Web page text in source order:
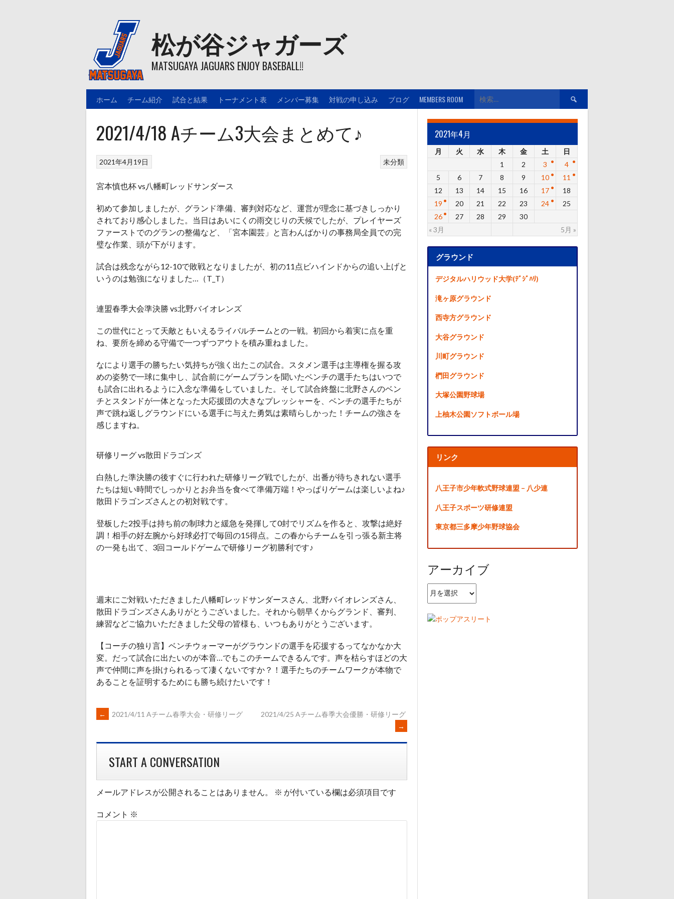
松が谷ジャガーズ
MATSUGAYA JAGUARS ENJOY BASEBALL!!
ホーム チーム紹介 試合と結果 トーナメント表 メンバー募集 対戦の申し込み ブログ MEMBERS ROOM
索:
2021/4/18 Aチーム3大会まとめて♪
未分類
2021年4月19日
宮本慎也杯 vs八幡町レッドサンダース
初めて参加しましたが、グランド準備、審判対応など、運営が理念に基づきしっかり
されており感心しました。当日はあいにくの雨交じりの天候でしたが、プレイヤーズ
ファーストでのグランの整備など、「宮本園芸」と言わんばかりの事務局全員での完
璧な作業、頭が下がります。
試合は残念ながら12-10で敗戦となりましたが、初の11点ビハインドからの追い上げと
いうのは勉強になりました…（T_T）
連盟春季大会準決勝 vs北野バイオレンズ
この世代にとって天敵ともいえるライバルチームとの一戦。初回から着実に点を重
ね、要所を締める守備で一つずつアウトを積み重ねました。
なにより選手の勝ちたい気持ちが強く出たこの試合。スタメン選手は主導権を握る攻
めの姿勢で一球に集中し、試合前にゲームプランを聞いたベンチの選手たちはいつで
も試合に出れるように入念な準備をしていました。そして試合終盤に北野さんのベン
チとスタンドが一体となった大応援団の大きなプレッシャーを、ベンチの選手たちが
声で跳ね返しグラウンドにいる選手に与えた勇気は素晴らしかった！チームの強さを
感じますね。
研修リーグ vs散田ドラゴンズ
白熱した準決勝の後すぐに行われた研修リーグ戦でしたが、出番が待ちきれない選手
たちは短い時間でしっかりとお弁当を食べて準備万端！やっぱりゲームは楽しいよね♪
散田ドラゴンズさんとの初対戦です。
登板した2投手は持ち前の制球力と緩急を発揮して0封でリズムを作ると、攻撃は絶好
調！相手の好左腕から好球必打で毎回の15得点。この春からチームを引っ張る新主将
の一発も出て、3回コールドゲームで研修リーグ初勝利です♪
週末にご対戦いただきました八幡町レッドサンダースさん、北野バイオレンズさん、
散田ドラゴンズさんありがとうございました。それから朝早くからグランド、審判、
練習などご協力いただきました父母の皆様も、いつもありがとうございます。
【コーチの独り言】ベンチウォーマーがグラウンドの選手を応援するってなかなか大
変。だって試合に出たいのが本音…でもこのチームできるんです。声を枯らすほどの大
声で仲間に声を掛けられるって凄くないですか？！選手たちのチームワークが本物で
あることを証明するためにも勝ち続けたいです！
POST
NAVIGATION
← 2021/4/11 Aチーム春季大会・研修リーグ
2021/4/25 Aチーム春季大会優勝・研修リーグ
→
START A CONVERSATION
メールアドレスが公開されることはありません。 ※ が付いている欄は必須項目です
コメント ※
2021年4月
月 火 水 木 金 土 日
« 3月 5月 »
1 2 3
4
5
6 7 8 9 10
11
12
13 14 15 16 17
18
19
20 21 22 23 24
25
26
27 28 29 30
グラウンド
デジタルハリウッド大学(ﾃﾞｼﾞﾊﾘ)
滝ヶ原グラウンド
西寺方グラウンド
大谷グラウンド
川町グラウンド
椚田グラウンド
大塚公園野球場
上柚木公園ソフトボール場
リンク
八王子市少年軟式野球連盟 – 八少連
八王子スポーツ研修連盟
東京都三多摩少年野球協会
アーカイブ
ア
ー
イ